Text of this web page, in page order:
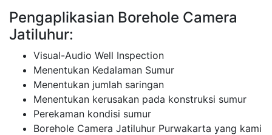
Pengaplikasian Borehole Camera
Jatiluhur:
Visual-Audio Well Inspection
Menentukan Kedalaman Sumur
Menentukan jumlah saringan
Menentukan kerusakan pada konstruksi sumur
Perekaman kondisi sumur
Borehole Camera Jatiluhur Purwakarta yang kami